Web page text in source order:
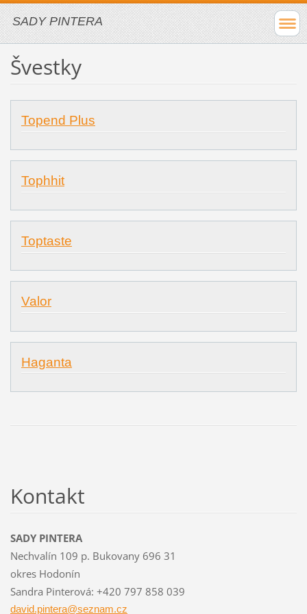
SADY PINTERA
Švestky
Topend Plus
Tophhit
Toptaste
Valor
Haganta
Kontakt
SADY PINTERA
Nechvalín 109 p. Bukovany 696 31
okres Hodonín
Sandra Pinterová: +420 797 858 039
david.pintera@seznam.cz